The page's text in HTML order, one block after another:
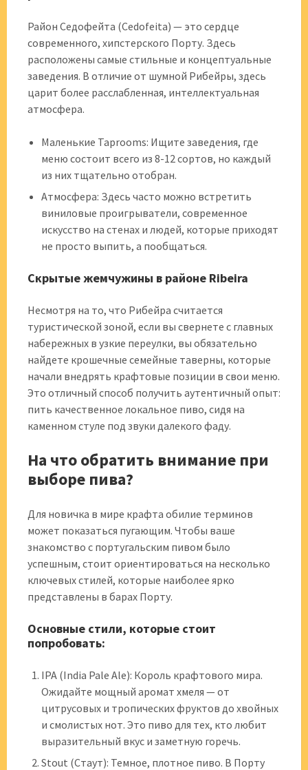
Район Седофейта (Cedofeita) — это сердце
современного, хипстерского Порту. Здесь
расположены самые стильные и концептуальные
заведения. В отличие от шумной Рибейры, здесь
царит более расслабленная, интеллектуальная
атмосфера.
Маленькие Taprooms: Ищите заведения, где
меню состоит всего из 8-12 сортов, но каждый
из них тщательно отобран.
Атмосфера: Здесь часто можно встретить
виниловые проигрыватели, современное
искусство на стенах и людей, которые приходят
не просто выпить, а пообщаться.
Скрытые жемчужины в районе Ribeira
Несмотря на то, что Рибейра считается
туристической зоной, если вы свернете с главных
набережных в узкие переулки, вы обязательно
найдете крошечные семейные таверны, которые
начали внедрять крафтовые позиции в свои меню.
Это отличный способ получить аутентичный опыт:
пить качественное локальное пиво, сидя на
каменном стуле под звуки далекого фаду.
На что обратить внимание при
выборе пива?
Для новичка в мире крафта обилие терминов
может показаться пугающим. Чтобы ваше
знакомство с португальским пивом было
успешным, стоит ориентироваться на несколько
ключевых стилей, которые наиболее ярко
представлены в барах Порту.
Основные стили, которые стоит
попробовать:
IPA (India Pale Ale): Король крафтового мира.
Ожидайте мощный аромат хмеля — от
цитрусовых и тропических фруктов до хвойных
и смолистых нот. Это пиво для тех, кто любит
выразительный вкус и заметную горечь.
Stout (Стаут): Темное, плотное пиво. В Порту